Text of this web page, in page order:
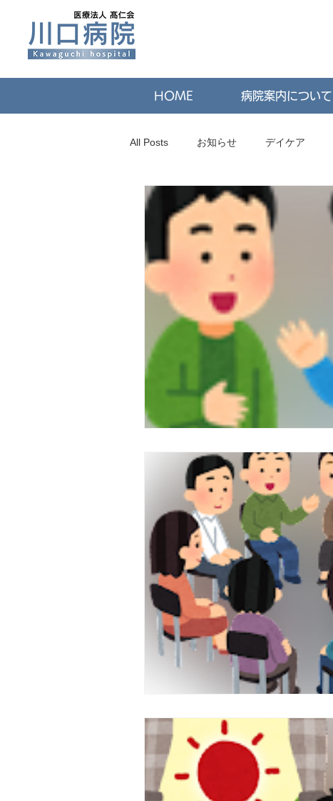
HOME 病院案内について
All Posts お知らせ デイケア
採用情報 栄養課
重要なお知らせ